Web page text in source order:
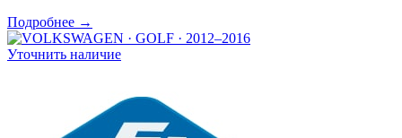
Подробнее →
Уточнить наличие